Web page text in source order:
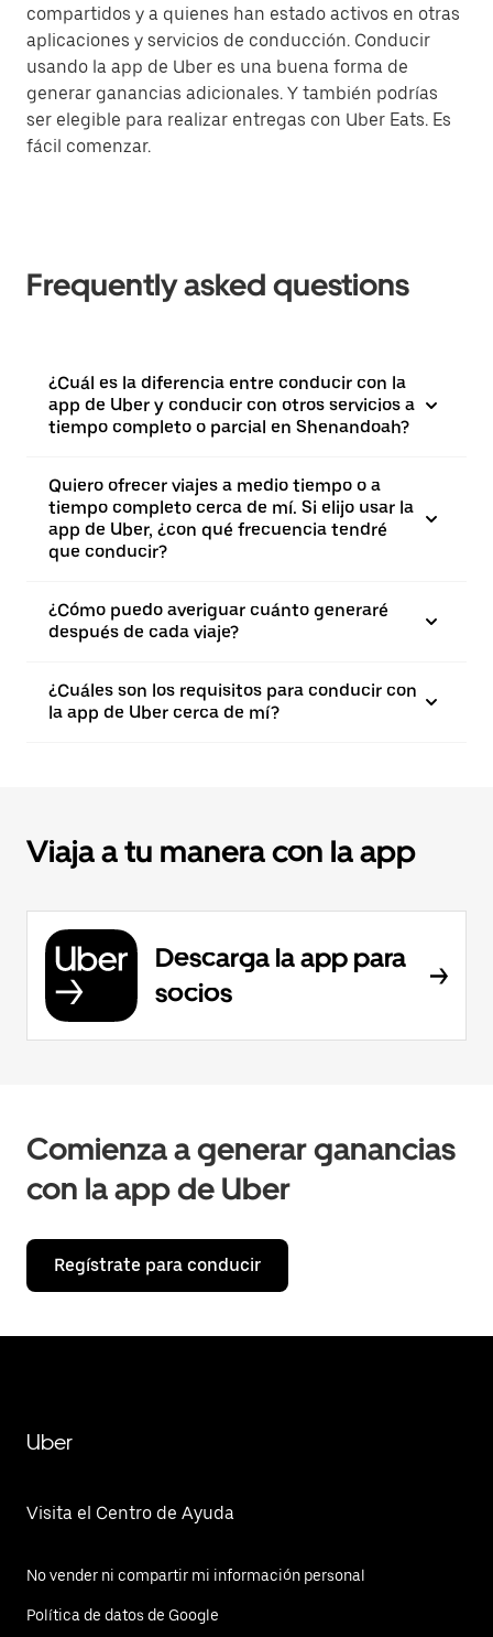
compartidos y a quienes han estado activos en otras
aplicaciones y servicios de conducción. Conducir
usando la app de Uber es una buena forma de
generar ganancias adicionales. Y también podrías
ser elegible para realizar entregas con Uber Eats. Es
fácil comenzar.
Frequently asked questions
¿Cuál es la diferencia entre conducir con la
app de Uber y conducir con otros servicios a
tiempo completo o parcial en Shenandoah?
Quiero ofrecer viajes a medio tiempo o a
tiempo completo cerca de mí. Si elijo usar la
app de Uber, ¿con qué frecuencia tendré
que conducir?
¿Cómo puedo averiguar cuánto generaré
después de cada viaje?
¿Cuáles son los requisitos para conducir con
la app de Uber cerca de mí?
Viaja a tu manera con la app
Descarga la app para
socios
Comienza a generar ganancias
con la app de Uber
Regístrate para conducir
Uber
Visita el Centro de Ayuda
No vender ni compartir mi información personal
Política de datos de Google